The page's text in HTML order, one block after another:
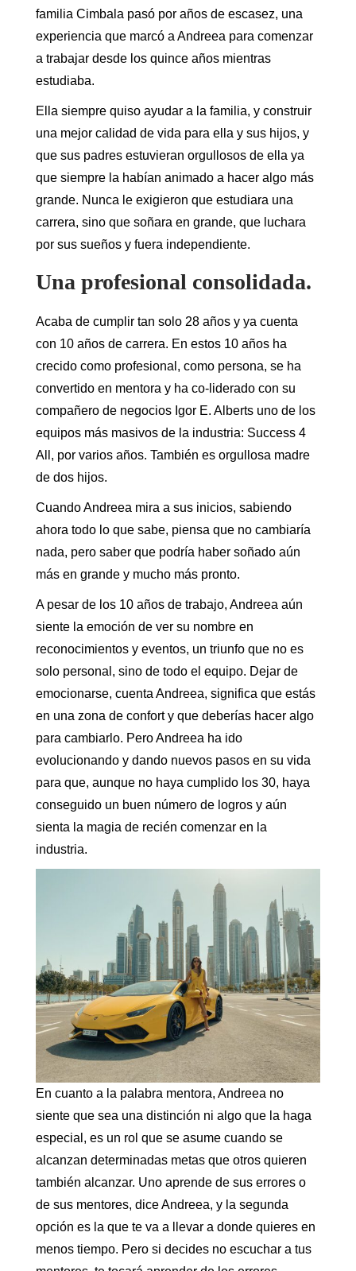
familia Cimbala pasó por años de escasez, una
experiencia que marcó a Andreea para comenzar
a trabajar desde los quince años mientras
estudiaba.
Ella siempre quiso ayudar a la familia, y construir
una mejor calidad de vida para ella y sus hijos, y
que sus padres estuvieran orgullosos de ella ya
que siempre la habían animado a hacer algo más
grande. Nunca le exigieron que estudiara una
carrera, sino que soñara en grande, que luchara
por sus sueños y fuera independiente.
Una profesional consolidada.
Acaba de cumplir tan solo 28 años y ya cuenta
con 10 años de carrera. En estos 10 años ha
crecido como profesional, como persona, se ha
convertido en mentora y ha co-liderado con su
compañero de negocios Igor E. Alberts uno de los
equipos más masivos de la industria: Success 4
All, por varios años. También es orgullosa madre
de dos hijos.
Cuando Andreea mira a sus inicios, sabiendo
ahora todo lo que sabe, piensa que no cambiaría
nada, pero saber que podría haber soñado aún
más en grande y mucho más pronto.
A pesar de los 10 años de trabajo, Andreea aún
siente la emoción de ver su nombre en
reconocimientos y eventos, un triunfo que no es
solo personal, sino de todo el equipo. Dejar de
emocionarse, cuenta Andreea, significa que estás
en una zona de confort y que deberías hacer algo
para cambiarlo. Pero Andreea ha ido
evolucionando y dando nuevos pasos en su vida
para que, aunque no haya cumplido los 30, haya
conseguido un buen número de logros y aún
sienta la magia de recién comenzar en la
industria.
En cuanto a la palabra mentora, Andreea no
siente que sea una distinción ni algo que la haga
especial, es un rol que se asume cuando se
alcanzan determinadas metas que otros quieren
también alcanzar. Uno aprende de sus errores o
de sus mentores, dice Andreea, y la segunda
opción es la que te va a llevar a donde quieres en
menos tiempo. Pero si decides no escuchar a tus